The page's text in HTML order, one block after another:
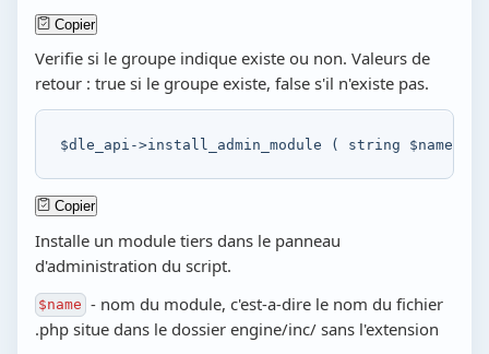
Copier
Verifie si le groupe indique existe ou non. Valeurs de
retour : true si le groupe existe, false s'il n'existe pas.
$dle_api ->install_admin_module ( string $name
Copier
Installe un module tiers dans le panneau
d'administration du script.
$name - nom du module, c'est-a-dire le nom du fichier
.php situe dans le dossier engine/inc/ sans l'extension